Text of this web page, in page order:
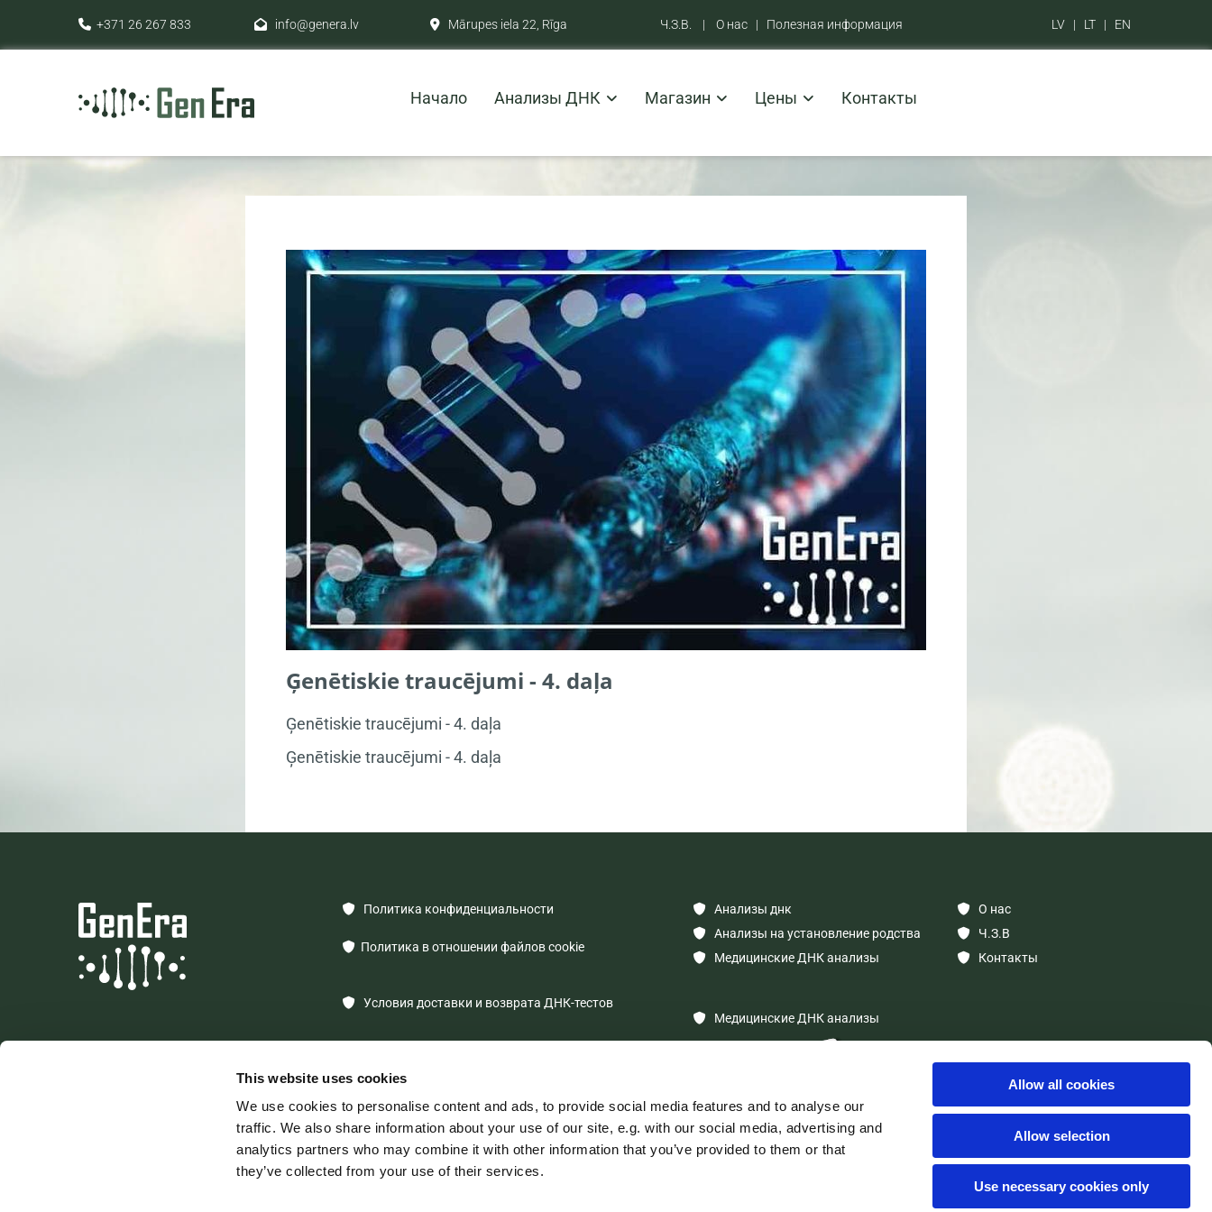
This website uses cookies
We use cookies to personalise content and ads, to provide social media features and to analyse our
traffic. We also share information about your use of our site, e.g. with our social media, advertising and
analytics partners who may combine it with other information that you’ve provided to them or that
they’ve collected from your use of their services.
Allow all cookies
Allow selection
Use necessary cookies only
 +371 26 267 833  info@genera.lv  Mārupes iela 22, Rīga Ч.З.В. |О нас | Полезная информация LV| LT| EN
Начало Анализы ДНК Магазин Цены Контакты
Ģenētiskie traucējumi - 4. daļa
Ģenētiskie traucējumi - 4. daļa
Ģenētiskie traucējumi - 4. daļa
Политика конфиденциальности
Политика в отношении файлов cookie
Условия доставки и возврата ДНК-тестов
ООО "GENERA"
Регистрационный номер: 40003551431
 Анализы днк
 Анализы на установление родства
 Медицинские ДНК анализы
 Медицинские ДНК анализы
О нас
Ч.З.В
Контакты